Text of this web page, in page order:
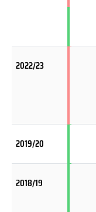
2022/23
2019/20
2018/19